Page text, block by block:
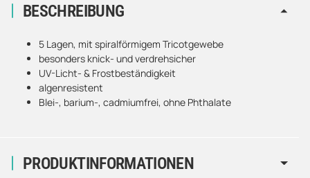
PRODUKTINFORMATIONEN
BESCHREIBUNG
5 Lagen, mit spiralförmigem Tricotgewebe
besonders knick- und verdrehsicher
UV-Licht- & Frostbeständigkeit
algenresistent
Blei-, barium-, cadmiumfrei, ohne Phthalate